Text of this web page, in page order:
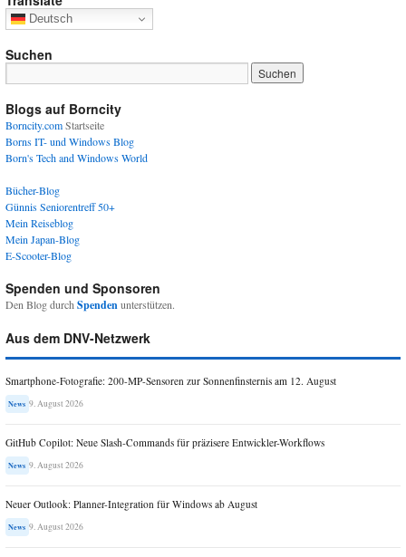
Deutsch
Suchen
Blogs auf Borncity
Borncity.comStartseite
Borns IT- und Windows Blog
Born's Tech and Windows World
Bücher-Blog
Günnis Seniorentreff 50+
Mein Reiseblog
Mein Japan-Blog
E-Scooter-Blog
Spenden und Sponsoren
Den Blog durch Spendenunterstützen.
Aus dem DNV-Netzwerk
Smartphone-Fotografie: 200-MP-Sensoren zur Sonnenfinsternis am 12. August
News 9. August 2026
GitHub Copilot: Neue Slash-Commands für präzisere Entwickler-Workflows
News 9. August 2026
Neuer Outlook: Planner-Integration für Windows ab August
News 9. August 2026